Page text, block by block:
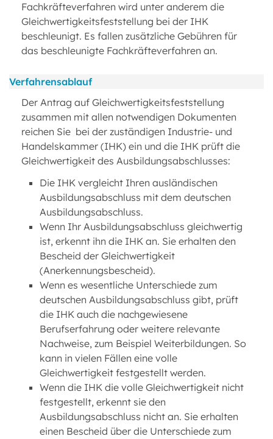
Fachkräfteverfahren wird unter anderem die
Gleichwertigkeitsfeststellung bei der IHK
beschleunigt. Es fallen zusätzliche Gebühren für
das beschleunigte Fachkräfteverfahren an.
Verfahrensablauf
Der Antrag auf Gleichwertigkeitsfeststellung
zusammen mit allen notwendigen Dokumenten
reichen Sie bei der zuständigen Industrie- und
Handelskammer (IHK) ein und die IHK prüft die
Gleichwertigkeit des Ausbildungsabschlusses:
Die IHK vergleicht Ihren ausländischen
Ausbildungsabschluss mit dem deutschen
Ausbildungsabschluss.
Wenn Ihr Ausbildungsabschluss gleichwertig
ist, erkennt ihn die IHK an. Sie erhalten den
Bescheid der Gleichwertigkeit
(Anerkennungsbescheid).
Wenn es wesentliche Unterschiede zum
deutschen Ausbildungsabschluss gibt, prüft
die IHK auch die nachgewiesene
Berufserfahrung oder weitere relevante
Nachweise, zum Beispiel Weiterbildungen. So
kann in vielen Fällen eine volle
Gleichwertigkeit festgestellt werden.
Wenn die IHK die volle Gleichwertigkeit nicht
festgestellt, erkennt sie den
Ausbildungsabschluss nicht an. Sie erhalten
einen Bescheid über die Unterschiede zum